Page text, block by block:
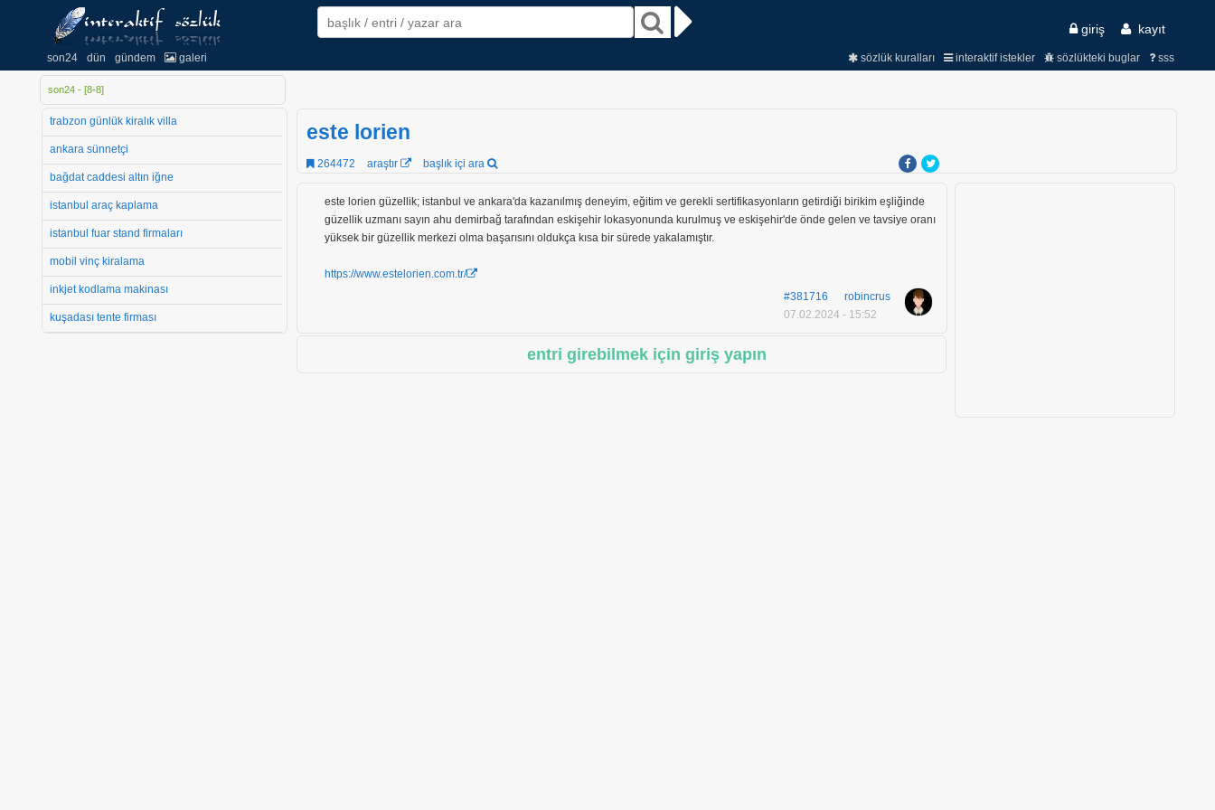
kayıt
giriş
son24 dün gündem galeri sss
sözlükteki buglar
interaktif istekler
sözlük kuralları
son24 - [8-8]
trabzon günlük kiralık villa
ankara sünnetçi
bağdat caddesi altın iğne
istanbul araç kaplama
istanbul fuar stand firmaları
mobil vinç kiralama
inkjet kodlama makinası
kuşadası tente firması
este lorien
264472 araştır başlık içi ara
este lorien güzellik; istanbul ve ankara'da kazanılmış deneyim, eğitim ve gerekli sertifikasyonların getirdiği birikim eşliğinde
güzellik uzmanı sayın ahu demirbağ tarafından eskişehir lokasyonunda kurulmuş ve eskişehir'de önde gelen ve tavsiye oranı
yüksek bir güzellik merkezi olma başarısını oldukça kısa bir sürede yakalamıştır.
https://www.estelorien.com.tr/
#381716
robincrus
07.02.2024 - 15:52
entri girebilmek için giriş yapın